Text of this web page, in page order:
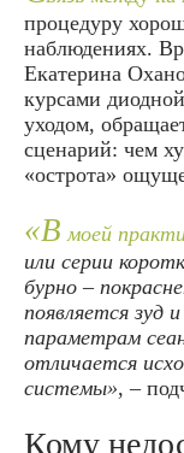
процедуру
наблюдениях.
Екатерина
курсами
уходом,
сценарий: чем
«острота»
«В моей
или серии
бурно –
появляется
параметрам
отличается
системы», –
Кому